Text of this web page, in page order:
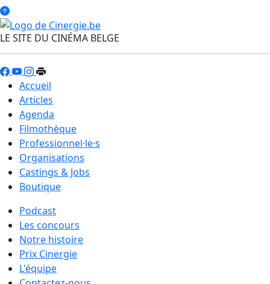
LE SITE DU CINÉMA BELGE
Accueil
Articles
Agenda
Filmothèque
Professionnel·le·s
Organisations
Castings & Jobs
Boutique
Podcast
Les concours
Notre histoire
Prix Cinergie
L'équipe